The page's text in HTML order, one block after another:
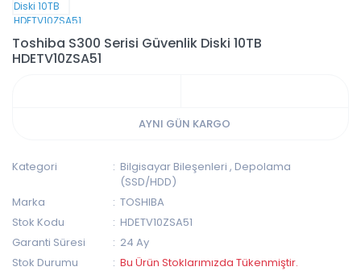
Toshiba S300 Serisi Güvenlik Diski 10TB
HDETV10ZSA51
AYNI GÜN KARGO
Kategori Bilgisayar Bileşenleri , Depolama
(SSD/HDD)
Marka
TOSHIBA
Stok Kodu
HDETV10ZSA51
Garanti Süresi
24 Ay
Stok Durumu
Bu Ürün Stoklarımızda Tükenmiştir.